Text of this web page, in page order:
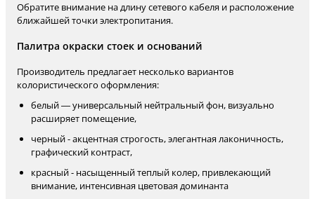
Обратите внимание на длину сетевого кабеля и расположение
ближайшей точки электропитания.
Палитра окраски стоек и оснований
Производитель предлагает несколько вариантов
колористического оформления:
белый — универсальный нейтральный фон, визуально
расширяет помещение,
черный - акцентная строгость, элегантная лаконичность,
графический контраст,
красный - насыщенный теплый колер, привлекающий
внимание, интенсивная цветовая доминанта